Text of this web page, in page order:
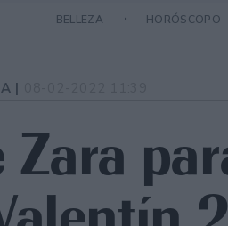
BELLEZA HORÓSCOPO
|